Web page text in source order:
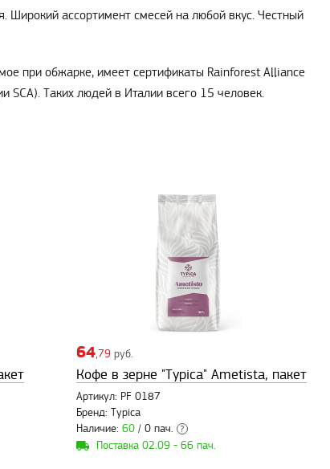
Широкий ассортимент смесей на любой вкус. Честный
при обжарке, имеет сертификаты Rainforest Alliance
SCA). Таких людей в Италии всего 15 человек.
64,79 руб.
Кофе в зерне "Typica" Ametista, пакет
Артикул: PF 0187
Бренд: Typica
Наличие: 60 / 0 пач. ?
Поставка 02.09 - 66 пач.